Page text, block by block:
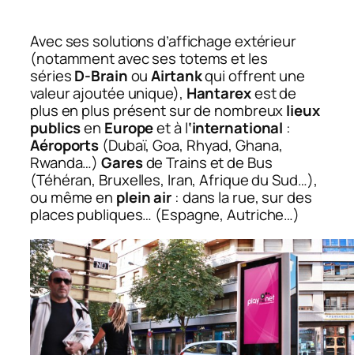
Avec ses solutions d’affichage extérieur
(notamment avec ses totems et les
sériesD-BrainouAirtankqui offrent une
valeur ajoutée unique), Hantarexest de
plus en plus présent sur de nombreuxlieux
publicsen Europeet à l‘international :
Aéroports (Dubaï, Goa, Rhyad, Ghana,
Rwanda…)Garesde Trains et de Bus
(Téhéran, Bruxelles, Iran, Afrique du Sud…),
ou même en plein air : dans la rue, sur des
places publiques… (Espagne, Autriche…)